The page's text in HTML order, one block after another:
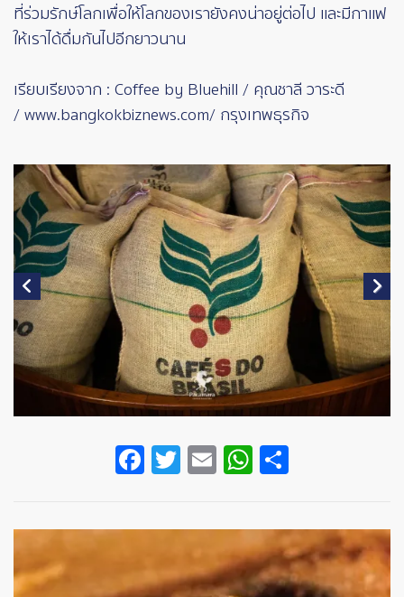
ที่ร่วมรักษ์โลกเพื่อให้โลกของเรายังคงน่าอยู่ต่อไป และมีกาแฟ
ให้เราได้ดื่มกันไปอีกยาวนาน
เรียบเรียงจาก : Coffee by Bluehill / คุณชาลี วาระดี
/ www.bangkokbiznews.com/ กรุงเทพธุรกิจ
Image
Image
Image
Facebook
Twitter
EmailWhatsApp